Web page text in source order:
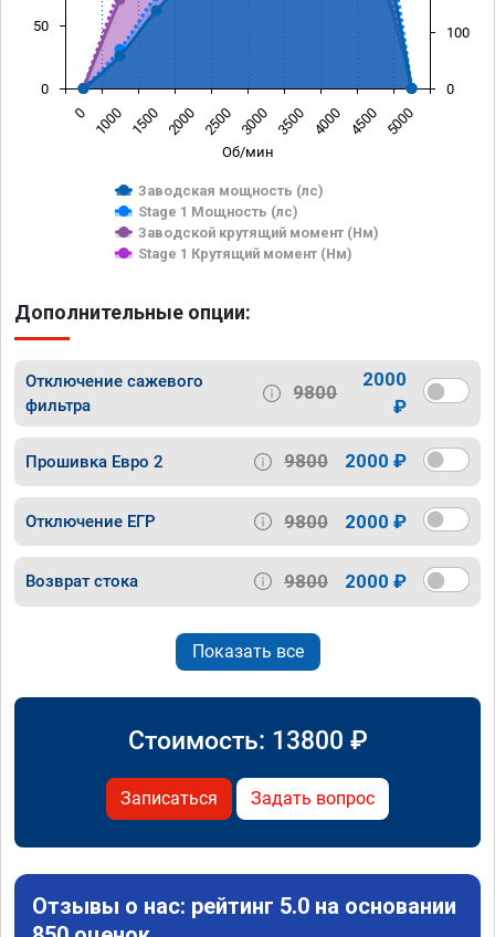
Об/мин
Заводская мощность (лс)
Stage 1 Мощность (лс)
Заводской крутящий момент (Нм)
Stage 1 Крутящий момент (Нм)
0 1000 1500 2000 2500 3000 3500 4000 4500 5000
0
50
0
100
Дополнительные опции:
Отключение сажевого
фильтра
9800
2000
₽
Прошивка Евро 2 9800 2000 ₽
Отключение ЕГР 9800 2000 ₽
Возврат стока 9800 2000 ₽
Показать все
Стоимость: 13800 ₽
Записаться Задать вопрос
Отзывы о нас: рейтинг 5.0 на основании